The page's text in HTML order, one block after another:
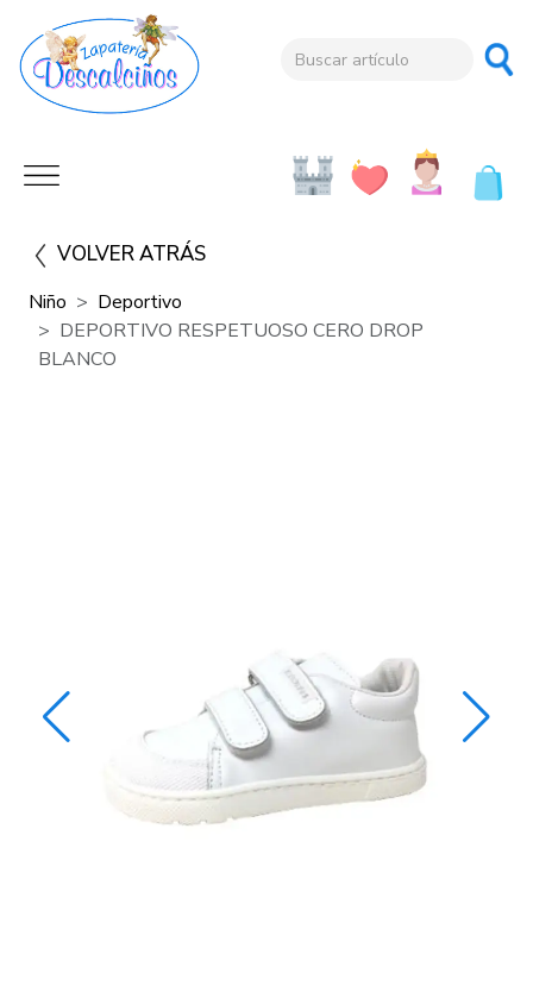
VOLVER ATRÁS
Niño
Deportivo
DEPORTIVO RESPETUOSO CERO DROP
BLANCO